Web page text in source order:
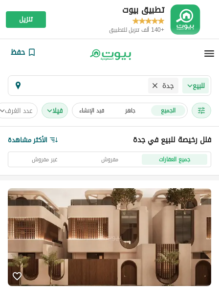
تطبيق بيوت
+140 ألف تنزيل للتطبيق
تنزيل
حفظ
للبيع جدة
الجميع جاهز قيد الإنشاء فیلا عدد الغرف
فلل رخيصة للبيع في جدة الأكثر مشاهدة
جميع العقارات مفروش غير مفروش